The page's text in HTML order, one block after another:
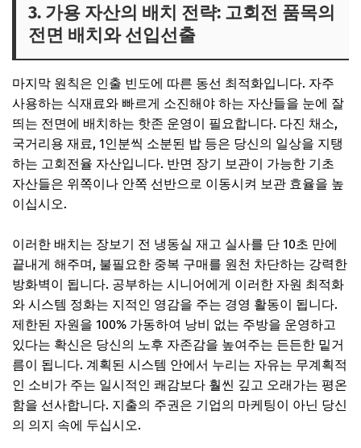
3. 가용 자산의 배치 전략: 고회전 품목의
전면 배치와 선입선출
마지막 원칙은 인출 빈도에 따른 동선 최적화입니다. 자주
사용하는 식재료와 빠르게 소진해야 하는 자산들을 눈에 잘
띄는 전면에 배치하는 핫존 운영이 필요합니다. 다진 채소,
국거리용 재료, 1인분씩 소분된 밥 등은 당신의 일상을 지탱
하는 고회전율 자산입니다. 반면 장기 보관이 가능한 기초
자산들은 위쪽이나 안쪽 선반으로 이동시켜 보관 효율을 높
이십시오.
이러한 배치는 장보기 전 냉동실 재고 실사를 단 10초 만에
끝내게 해주며, 불필요한 중복 구매를 원천 차단하는 강력한
방화벽이 됩니다. 공부하는 시니어에게 이러한 자원 최적화
와 시스템 정화는 지적인 영감을 주는 경영 활동이 됩니다.
제한된 자원을 100% 가동하여 낭비 없는 주방을 운영하고
있다는 확신은 당신의 노후 자존감을 높여주는 든든한 밑거
름이 됩니다. 계획된 시스템 안에서 누리는 자유는 무계획적
인 소비가 주는 일시적인 쾌감보다 훨씬 깊고 오래가는 평온
함을 선사합니다. 지출의 주권은 기업의 마케팅이 아닌 당신
의 의지 속에 두십시오.